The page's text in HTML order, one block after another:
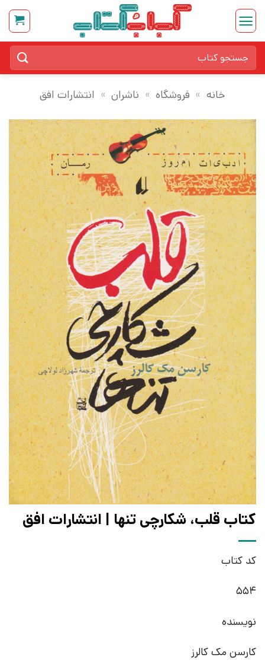
Skip
content
برای:
خانه » فروشگاه » ناشران » انتشارات افق
کتاب قلب، شکارچی تنها | انتشارات افق
کد کتاب
554
نویسنده
کارسن مک کالرز